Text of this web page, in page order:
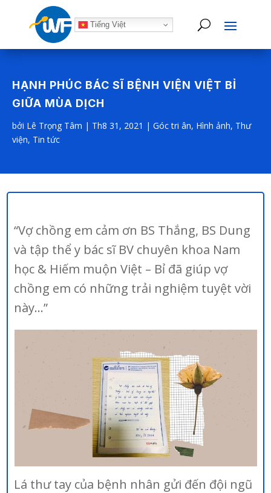
Tiếng Việt
HẠNH PHÚC BÁC SĨ BỆNH VIỆN VIỆT BỈ
GIỮA MÙA DỊCH
bởi Lê Trọng Tâm | Th8 31, 2021 | Góc tri ân, Hình ảnh, Thư
viện, Tin tức
“Vợ chồng em cảm ơn BS Thắng, BS Dung
và tập thể y bác sĩ BV chuyên khoa Nam
học & Hiếm muộn Việt – Bỉ đã giúp vợ
chồng em có những trải nghiệm tuyệt vời
này…”
Lá thư tay của bệnh nhân gửi đến đội ngũ